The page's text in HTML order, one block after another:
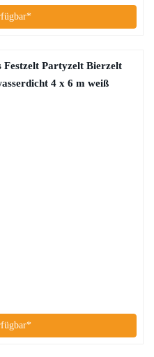
Festzelt Partyzelt Bierzelt
4 x 6 m weiß